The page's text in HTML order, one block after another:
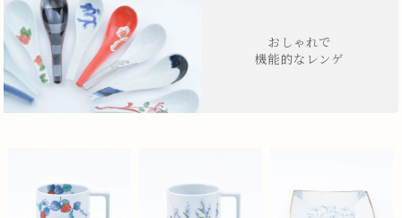
おしゃれで
機能的なレンゲ